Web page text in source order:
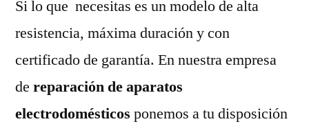
Si lo que necesitas es un modelo de alta
resistencia, máxima duración y con
certificado de garantía. En nuestra empresa
de reparación de aparatos
electrodomésticos ponemos a tu disposición